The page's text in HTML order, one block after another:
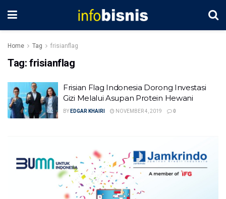
Home Tag frisianflag
Tag: frisianflag
Frisian Flag Indonesia Dorong Investasi
Gizi Melalui Asupan Protein Hewani
BY EDGAR KHAIRI NOVEMBER 4, 2019 0